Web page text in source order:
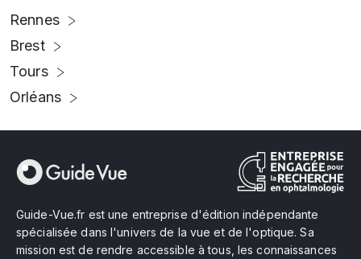
Rennes
Brest
Tours
Orléans
Guide-Vue.fr est une entreprise d'édition indépendante
spécialisée dans l'univers de la vue et de l'optique. Sa
mission est de rendre accessible à tous, les connaissances